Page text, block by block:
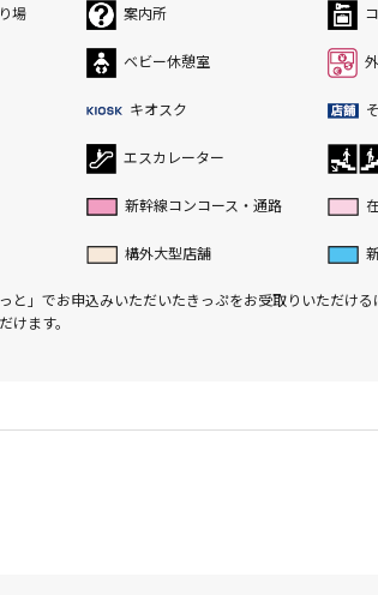
場 案内所
ベビー休憩室
キオスク
エスカレーター
新幹線コンコース・通路
構外大型店舗
っと」でお申込みいただいたきっぷをお受取りいただけ
けます。